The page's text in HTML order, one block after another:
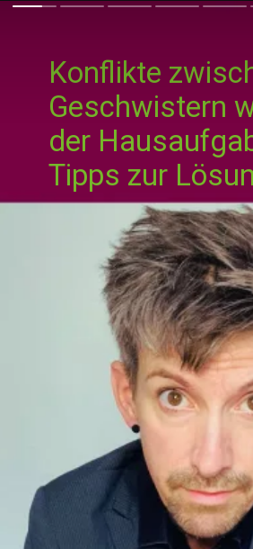
Konflikte
Geschwistern
der
Tipps zur